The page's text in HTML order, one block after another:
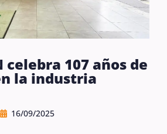
celebra 107 años de
la industria
16/09/2025